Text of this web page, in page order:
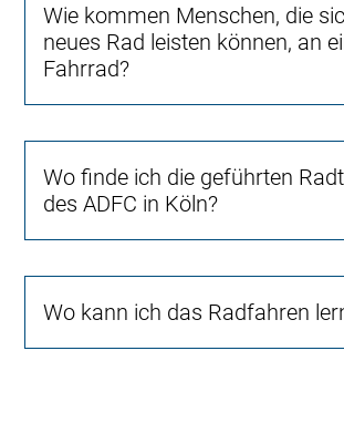
Wie kommen Menschen, die
neues Rad leisten können, an
Fahrrad?
Wo finde ich die geführten
des ADFC in Köln?
Wo kann ich das Radfahren